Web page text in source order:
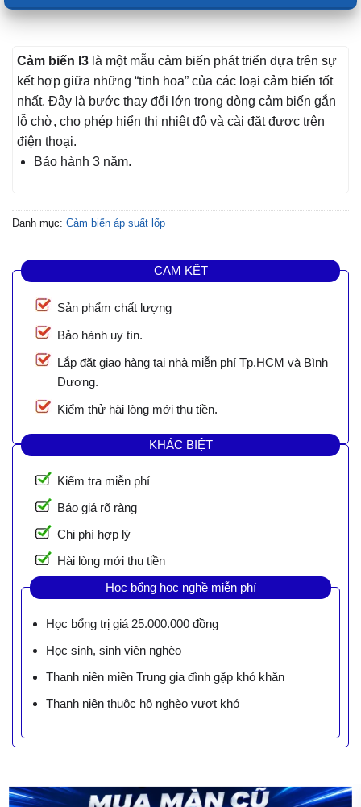
Cảm biến I3 là một mẫu cảm biến phát triển dựa trên sự
kết hợp giữa những “tinh hoa” của các loại cảm biến tốt
nhất. Đây là bước thay đổi lớn trong dòng cảm biến gắn
lỗ chờ, cho phép hiển thị nhiệt độ và cài đặt được trên
điện thoại.
Bảo hành 3 năm.
Danh mục: Cảm biến áp suất lốp
CAM KẾT
Sản phẩm chất lượng
Bảo hành uy tín.
Lắp đặt giao hàng tại nhà miễn phí Tp.HCM và Bình
Dương.
Kiểm thử hài lòng mới thu tiền.
KHÁC BIỆT
Kiểm tra miễn phí
Báo giá rõ ràng
Chi phí hợp lý
Hài lòng mới thu tiền
Học bổng học nghề miễn phí
Học bổng trị giá 25.000.000 đồng
Học sinh, sinh viên nghèo
Thanh niên miền Trung gia đình gặp khó khăn
Thanh niên thuộc hộ nghèo vượt khó